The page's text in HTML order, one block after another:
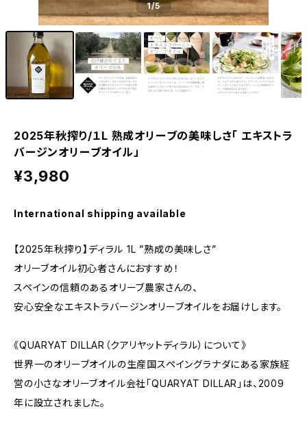
1/5
2025年秋搾り/１L 熟成オリーブの美味しさ「 エキストラ
バージンオリーブオイル」
¥3,980
International shipping available
【2025年秋搾り】ディラル 1L ”熟成の美味しさ”
オリーブオイル初心者さんにおすすめ！
スペインの信頼のあるオリーブ農家さんの、
安心安全なエキストラバージンオリーブオイルをお届けします。
《QUARYAT DILLAR（クアリヤットディラル）について》
世界一のオリーブオイルの生産国スペイングラナダにある家族経
営の小さなオリーブオイル会社「QUARYAT DILLAR」は、2009
年に設立されました。